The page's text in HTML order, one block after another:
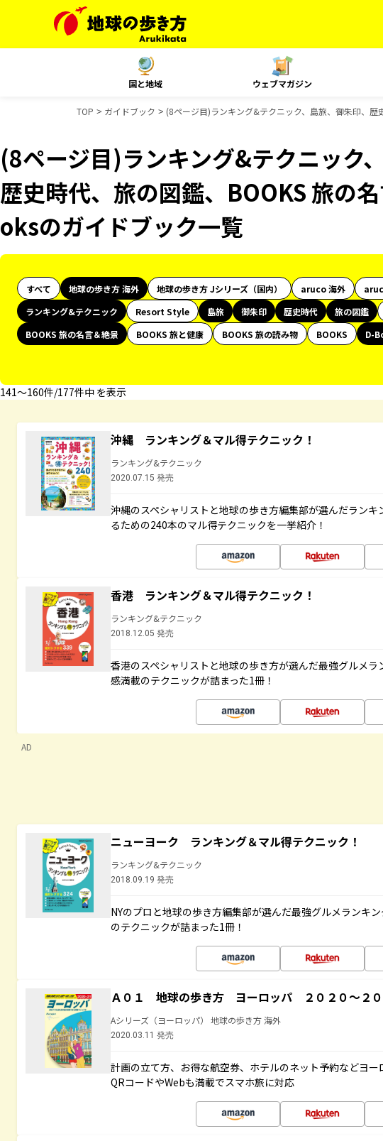
国と地域 ウェブマガジン
TOP ガイドブック (8ページ目)ランキング&テクニック、島旅、御朱印、
(8ページ目)ランキング&テクニック
歴史時代、旅の図鑑、BOOKS 旅の
oksのガイドブック一覧
すべて 地球の歩き方 海外 地球の歩き方 Jシリーズ（国内） aruco 海外
ランキング&テクニック
Resort Style 島旅 御朱印 歴史時代 旅の図鑑
BOOKS 旅の名言＆絶景
BOOKS 旅と健康 BOOKS 旅の読み物 BOOKS
D-
141〜160件/177件中 を表示
沖縄 ランキング＆マル得テクニック！
ランキング&テクニック
2020.07.15 発売
沖縄のスペシャリストと地球の歩き方編集部が選んだラン
るための240本のマル得テクニックを一挙紹介！
香港 ランキング＆マル得テクニック！
ランキング&テクニック
2018.12.05 発売
香港のスペシャリストと地球の歩き方が選んだ最強グルメ
感満載のテクニックが詰まった1冊！
AD
ニューヨーク ランキング＆マル得テクニック！
ランキング&テクニック
2018.09.19 発売
NYのプロと地球の歩き方編集部が選んだ最強グルメランキ
のテクニックが詰まった1冊！
Ａ０１ 地球の歩き方 ヨーロッパ ２０２０～２０
Aシリーズ（ヨーロッパ） 地球の歩き方 海外
2020.03.11 発売
計画の立て方、お得な航空券、ホテルのネット予約などヨー
QRコードやWebも満載でスマホ旅に対応